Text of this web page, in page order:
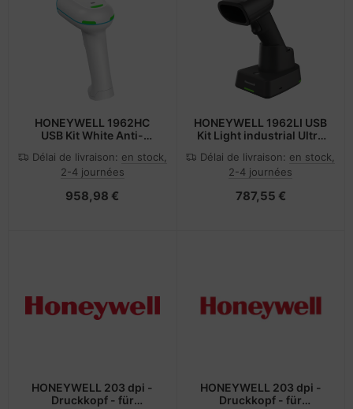
HONEYWELL 1962HC
USB Kit White Anti-
Focus Type A 2.7M
straight
Délai de livraison: en stock,
2-4 journées
958,98 €
HONEYWELL 1962LI USB
Kit Light industrial Ultra
Type A 2.7M - Barcode-
Scanner
Délai de livraison: en stock,
2-4 journées
787,55 €
HONEYWELL 203 dpi -
Druckkopf - für
HONEYWELL 203 dpi -
Druckkopf - für